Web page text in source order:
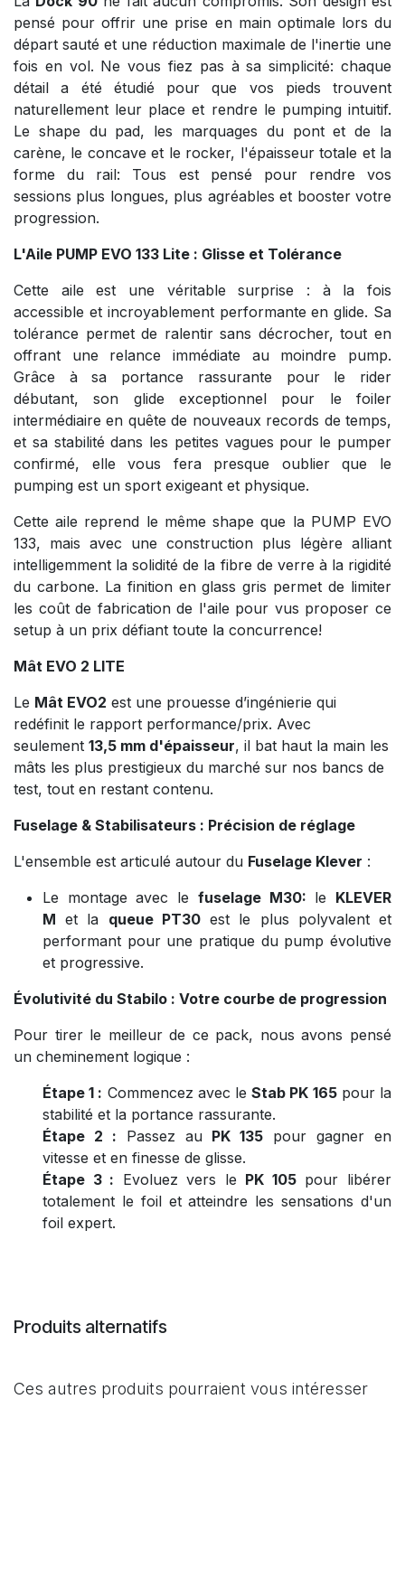
pensé pour offrir une prise en main optimale lors du
départ sauté et une réduction maximale de l'inertie une
fois en vol. Ne vous fiez pas à sa simplicité: chaque
détail a été étudié pour que vos pieds trouvent
naturellement leur place et rendre le pumping intuitif.
Le shape du pad, les marquages du pont et de la
carène, le concave et le rocker, l'épaisseur totale et la
forme du rail: Tous est pensé pour rendre vos
sessions plus longues, plus agréables et booster votre
progression.
L'Aile PUMP EVO 133 Lite : Glisse et Tolérance
Cette aile est une véritable surprise : à la fois
accessible et incroyablement performante en glide. Sa
tolérance permet de ralentir sans décrocher, tout en
offrant une relance immédiate au moindre pump.
Grâce à sa portance rassurante pour le rider
débutant, son glide exceptionnel pour le foiler
intermédiaire en quête de nouveaux records de temps,
et sa stabilité dans les petites vagues pour le pumper
confirmé, elle vous fera presque oublier que le
pumping est un sport exigeant et physique.
Cette aile reprend le même shape que la PUMP EVO
133, mais avec une construction plus légère alliant
intelligemment la solidité de la fibre de verre à la rigidité
du carbone. La finition en glass gris permet de limiter
les coût de fabrication de l'aile pour vus proposer ce
setup à un prix défiant toute la concurrence!
Mât EVO 2 LITE
Le Mât EVO2 est une prouesse d’ingénierie qui
redéfinit le rapport performance/prix. Avec
seulement 13,5 mm d'épaisseur, il bat haut la main les
mâts les plus prestigieux du marché sur nos bancs de
test, tout en restant contenu.
Fuselage & Stabilisateurs : Précision de réglage
L'ensemble est articulé autour du Fuselage Klever :
Le montage avec le fuselage M30: le KLEVER
M et la queue PT30est le plus polyvalent et
performant pour une pratique du pump évolutive
et progressive.
Évolutivité du Stabilo : Votre courbe de progression
Pour tirer le meilleur de ce pack, nous avons pensé
un cheminement logique :
Étape 1 : Commencez avec leStab PK 165pour la
stabilité et la portance rassurante.
Étape 2 : Passez au PK 135 pour gagner en
vitesse et en finesse de glisse.
Étape 3 : Evoluez vers le PK 105pour libérer
totalement le foil et atteindre les sensations d'un
foil expert.
Produits alternatifs
Ces autres produits pourraient vous intéresser